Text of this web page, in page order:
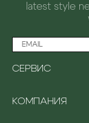
СЕРВИС
PAYMENT
КОМПАНИЯ
latest style